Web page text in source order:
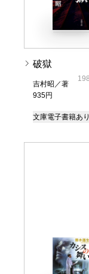
破獄
吉村昭／著
935円
文庫電子書籍あり